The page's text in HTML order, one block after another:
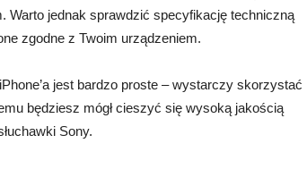
Warto jednak sprawdzić specyfikację techniczną
zgodne z Twoim urządzeniem.
jest bardzo proste – wystarczy skorzystać
będziesz mógł cieszyć się wysoką jakością
Sony.